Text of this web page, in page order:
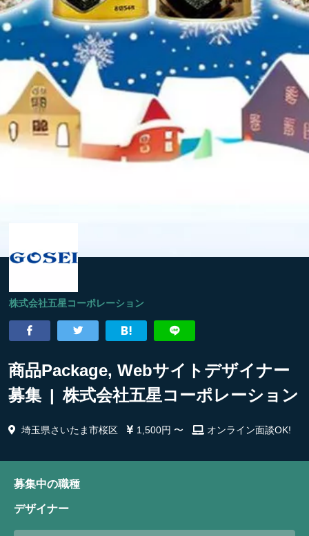
株式会社五星コーポレーション
商品Package, Webサイトデザイナー
募集 | 株式会社五星コーポレーション
埼玉県さいたま市桜区 1,500円 〜 オンライン面談OK!
募集中の職種
デザイナー